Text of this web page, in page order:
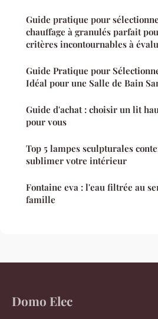
Guide pratique pour
chauffage à granulés parfait
critères incontournables à
Guide Pratique pour
Idéal pour une Salle de Bain
Guide d'achat : choisir un lit
pour vous
Top 5 lampes sculpturales
sublimer votre intérieur
Fontaine eva : l'eau filtrée au
famille
Domo Elec